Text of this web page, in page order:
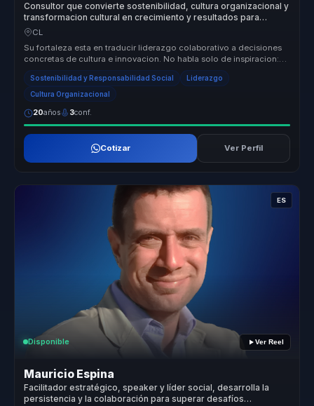
Consultor que convierte sostenibilidad, cultura organizacional y
transformacion cultural en crecimiento y resultados para
empresas.
CL
Su fortaleza esta en traducir liderazgo colaborativo a decisiones
concretas de cultura e innovacion. No habla solo de inspiracion:
ayuda ...
Sostenibilidad y Responsabilidad Social Liderazgo
Cultura Organizacional
20años 3conf.
Cotizar Ver Perfil
ES
Disponible Ver Reel
Mauricio Espina
Facilitador estratégico, speaker y líder social, desarrolla la
persistencia y la colaboración para superar desafíos